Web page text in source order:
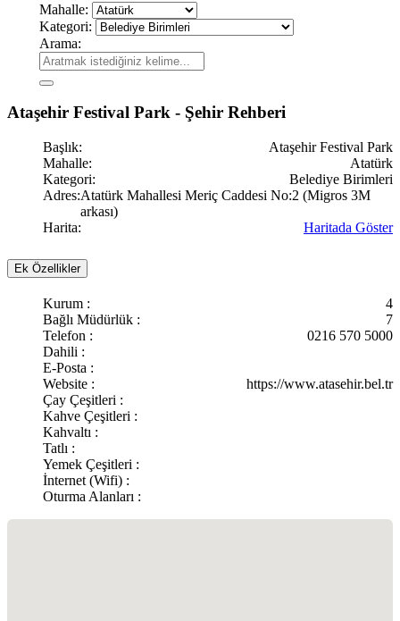
Mahalle:
Kategori:
Arama:
Ataşehir Festival Park - Şehir Rehberi
Başlık:
Ataşehir Festival Park
Mahalle:
Atatürk
Kategori:
Belediye Birimleri
Adres:Atatürk Mahallesi Meriç Caddesi No:2 (Migros 3M
arkası)
Harita:
Haritada Göster
Ek Özellikler
Kurum :
4
Bağlı Müdürlük :
7
Telefon :
0216 570 5000
Dahili :
E-Posta :
Website :
https://www.atasehir.bel.tr
Çay Çeşitleri :
Kahve Çeşitleri :
Kahvaltı :
Tatlı :
Yemek Çeşitleri :
İnternet (Wifi) :
Oturma Alanları :